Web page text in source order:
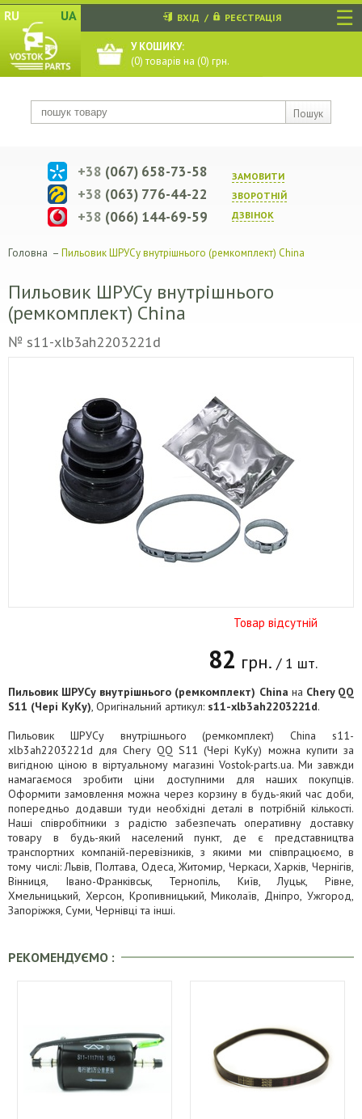
☰
RU UA
Пошук
ВХІД / РЕЄСТРАЦІЯ
У КОШИКУ:
(0) товарів на (0) грн.
ЗАМОВИТИ
ЗВОРОТНIЙ
ДЗВIНОК
+38 (067) 658-73-58
+38 (063) 776-44-22
+38 (066) 144-69-59
Головна – Пильовик ШРУСу внутрішнього (ремкомплект) China
Пильовик ШРУСу внутрішнього
(ремкомплект) China
№ s11-xlb3ah2203221d
Товар відсутній
82 грн. / 1 шт.
Пильовик ШРУСу внутрішнього (ремкомплект) China на Chery QQ
S11 (Чері КуКу), Оригінальний артикул: s11-xlb3ah2203221d.
Пильовик ШРУСу внутрішнього (ремкомплект) China s11-
xlb3ah2203221d для Chery QQ S11 (Чері КуКу) можна купити за
вигідною ціною в віртуальному магазині Vostok-parts.ua. Ми завжди
намагаємося зробити ціни доступними для наших покупців.
Оформити замовлення можна через корзину в будь-який час доби,
попередньо додавши туди необхідні деталі в потрібній кількості.
Наші співробітники з радістю забезпечать оперативну доставку
товару в будь-який населений пункт, де є представництва
транспортних компаній-перевізників, з якими ми співпрацюємо, в
тому числі: Львів, Полтава, Одеса, Житомир, Черкаси, Харків, Чернігів,
Вінниця, Івано-Франківськ, Тернопіль, Київ, Луцьк, Рівне,
Хмельницький, Херсон, Кропивницький, Миколаїв, Дніпро, Ужгород,
Запоріжжя, Суми, Чернівці та інші.
РЕКОМЕНДУЄМО :